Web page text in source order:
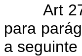
Art
para
a seguinte